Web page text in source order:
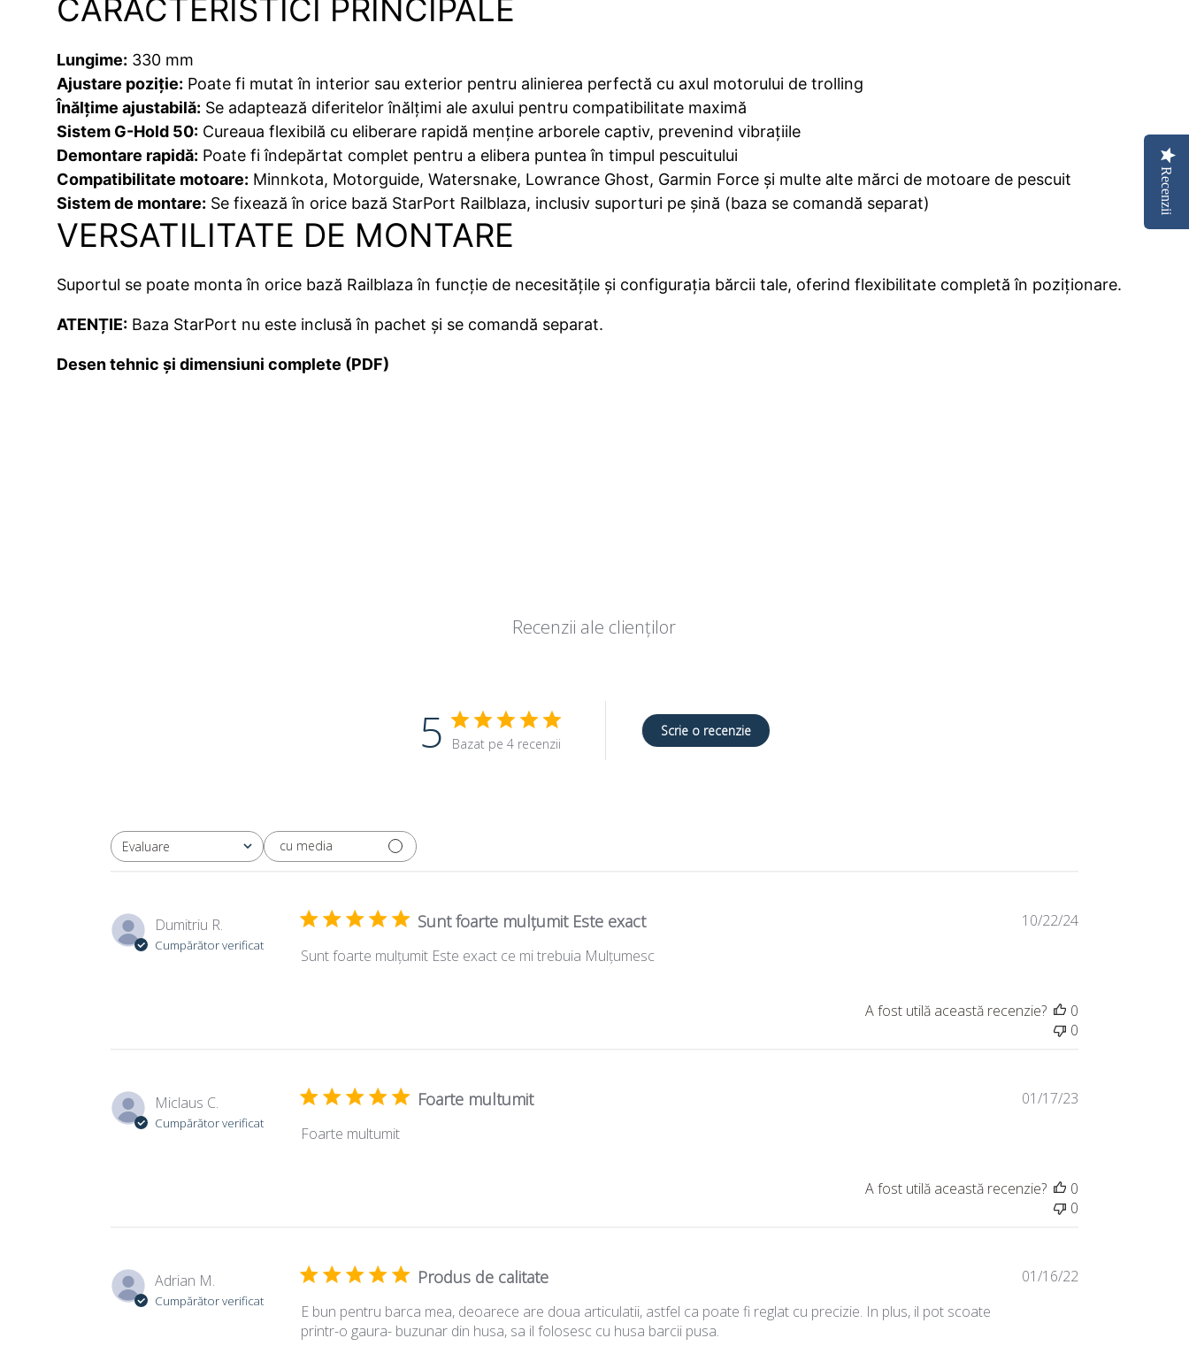
CARACTERISTICI PRINCIPALE
Lungime: 330 mm
Ajustare poziție: Poate fi mutat în interior sau exterior pentru alinierea perfectă cu axul motorului de trolling
Înălțime ajustabilă: Se adaptează diferitelor înălțimi ale axului pentru compatibilitate maximă
Sistem G-Hold 50: Cureaua flexibilă cu eliberare rapidă menține arborele captiv, prevenind vibrațiile
Demontare rapidă: Poate fi îndepărtat complet pentru a elibera puntea în timpul pescuitului
Compatibilitate motoare: Minnkota, Motorguide, Watersnake, Lowrance Ghost, Garmin Force și multe alte mărci de motoare de pescuit
Sistem de montare: Se fixează în orice bază StarPort Railblaza, inclusiv suporturi pe șină (baza se comandă separat)
VERSATILITATE DE MONTARE
Suportul se poate monta în orice bază Railblaza în funcție de necesitățile și configurația bărcii tale, oferind flexibilitate completă în poziționare.
ATENȚIE: Baza StarPort nu este inclusă în pachet și se comandă separat.
Desen tehnic și dimensiuni complete (PDF)
Recenzii ale clienților
5 Bazat pe 4 recenzii
Scrie o recenzie
Evaluare
Toate evaluările cu media
Dumitriu R.
Cumpărător verificat
Sunt foarte mulțumit Este exact
Sunt foarte mulțumit Este exact ce mi trebuia Mulțumesc
D
10/22/24
A fost utilă această recenzie?
0
0
Miclaus C.
Cumpărător verificat
Foarte multumit
Foarte multumit
01/17/23
A fost utilă această recenzie?
0
0
Adrian M.
Cumpărător verificat
Produs de calitate
E bun pentru barca mea, deoarece are doua articulatii, astfel ca poate fi reglat cu precizie. In plus, il pot scoate
printr-o gaura- buzunar din husa, sa il folosesc cu husa barcii pusa.
01/16/22
Recenzii